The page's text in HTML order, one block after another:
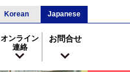
Korean Japanese
オンライン
連絡
お問合せ